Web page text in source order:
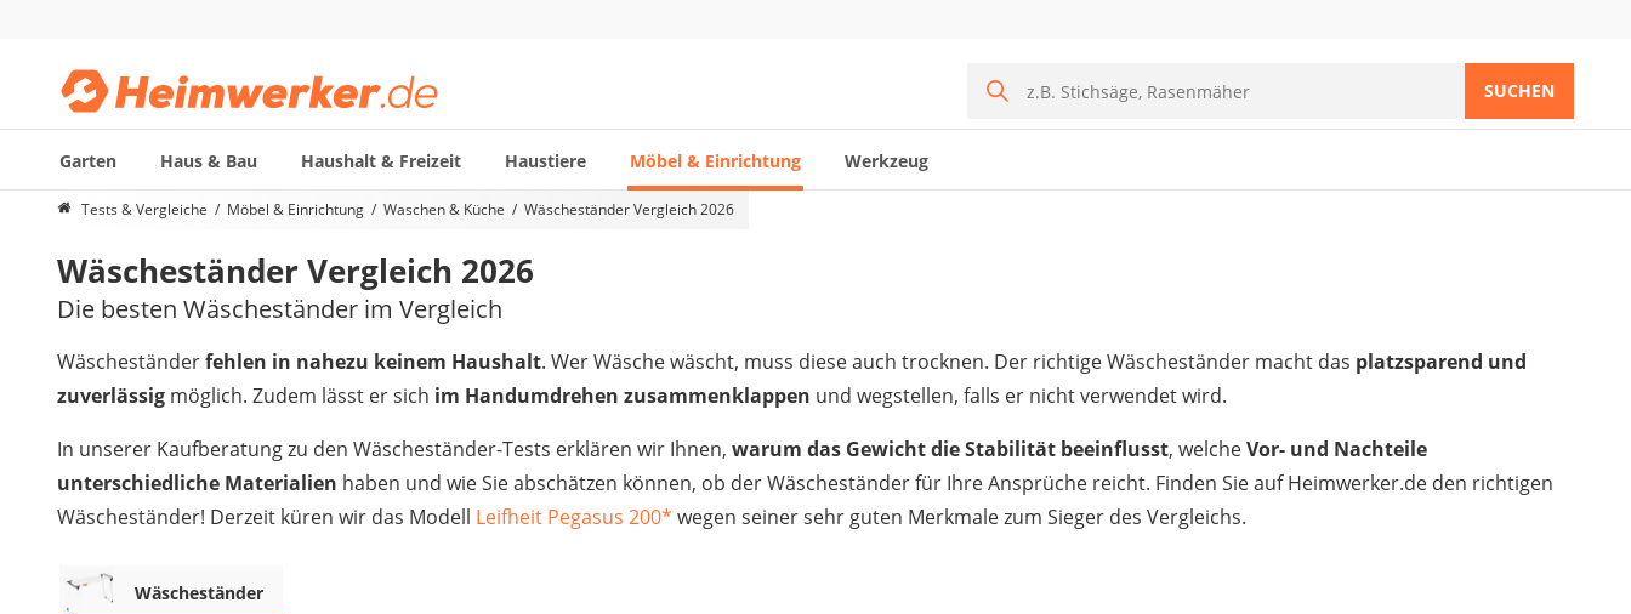
SUCHEN
Garten Haus & Bau Haushalt & Freizeit Haustiere Möbel & Einrichtung Werkzeug
Die beliebtesten Vergleiche nach Kategorie
Daunenkissen
Wäscheständer
Radiowecker
Spülrandloses WC
Heizdecke
Daunendecken
Backofen
HiFi-Lautsprecher
Samsung-Waschmaschine
Decke mit Ärmeln
4K-Beamer
Tests & Vergleiche Möbel & Einrichtung Waschen & Küche Wäscheständer Vergleich 2026
Wäscheständer Vergleich 2026
Die besten Wäscheständer im Vergleich
Wäscheständerfehlen in nahezu keinem Haushalt. Wer Wäsche wäscht, muss diese auch trocknen. Der richtige Wäscheständer macht das platzsparend und
zuverlässig möglich. Zudem lässt er sich im Handumdrehen zusammenklappen und wegstellen, falls er nicht verwendet wird.
In unserer Kaufberatung zu den Wäscheständer-Tests erklären wir Ihnen, warum das Gewicht die Stabilität beeinflusst, welcheVor- und Nachteile
unterschiedliche Materialien haben und wie Sie abschätzen können, ob der Wäscheständer für Ihre Ansprüche reicht. Finden Sie auf Heimwerker.de den richtigen
Wäscheständer! Derzeit küren wir das Modell Leifheit Pegasus 200* wegen seiner sehr guten Merkmale zum Sieger des Vergleichs.
Wäscheständer